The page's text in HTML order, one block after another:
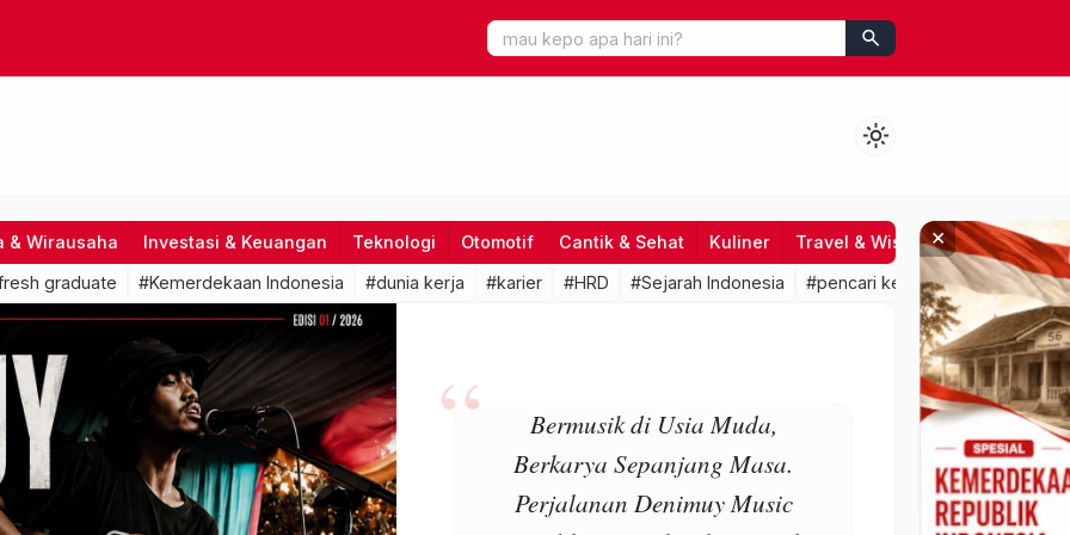
search
light_mode
& Wirausaha Investasi & Keuangan Teknologi Otomotif Cantik & Sehat Kuliner Travel & Wisata Hiburan
graduate #Kemerdekaan Indonesia #dunia kerja #karier #HRD #Sejarah Indonesia #pencari kerja #lowongan
Bermusik di Usia Muda,
Berkarya Sepanjang Masa.
Perjalanan Denimuy Music
×